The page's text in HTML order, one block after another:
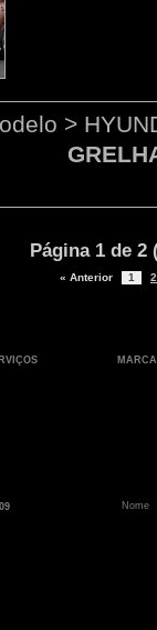
>
Página 1 de
« Anterior 1 2